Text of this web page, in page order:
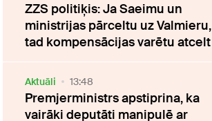
ZZS politiķis: Ja Saeimu un
ministrijas pārceltu uz Valmieru,
tad kompensācijas varētu atcelt
Aktuāli 13:48
Premjerministrs apstiprina, ka
vairāki deputāti manipulē ar